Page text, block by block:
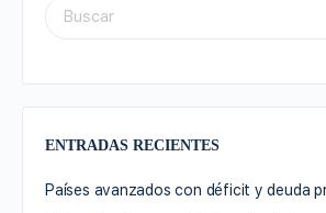
ENTRADAS RECIENTES
Países avanzados con déficit y deuda